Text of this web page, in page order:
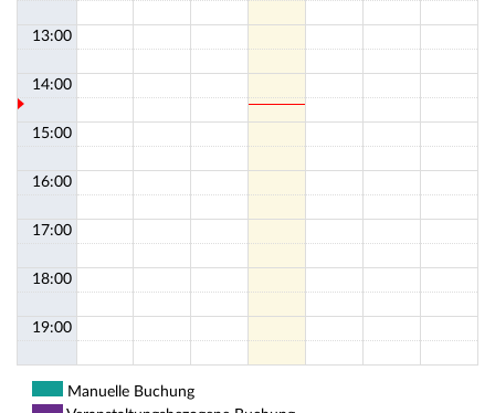
13:00
14:00
15:00
16:00
17:00
18:00
19:00
Manuelle Buchung